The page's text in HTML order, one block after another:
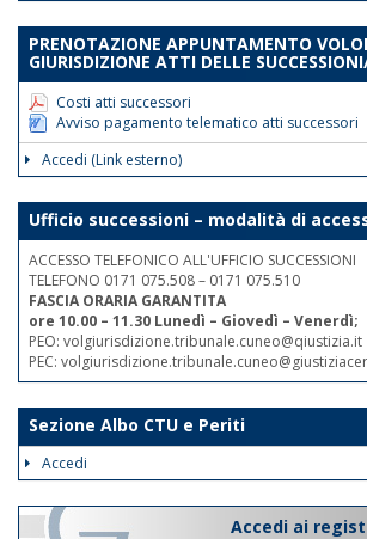
PRENOTAZIONE APPUNTAMENTO
GIURISDIZIONE ATTI DELLE
Costi atti successori
Avviso pagamento telematico atti successori
Accedi (Link esterno)
Ufficio successioni – modalità di
ACCESSO TELEFONICO ALL'UFFICIO SUCCESSIONI
TELEFONO 0171 075.508 – 0171 075.510
FASCIA ORARIA GARANTITA
ore 10.00 – 11.30 Lunedì – Giovedì – Venerdì;
PEO: volgiurisdizione.tribunale.cuneo@qiustizia.it
PEC:
Sezione Albo CTU e Periti
Accedi
Accedi ai